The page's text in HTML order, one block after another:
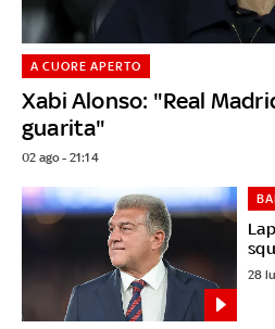
Xabi Alonso: "Real
guarita"
A CUORE APERTO
02 ago - 21:14
28